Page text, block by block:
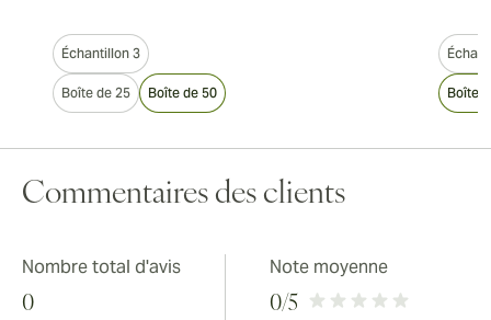
Échantillon 3
Boîte de 25 Boîte de 50 Boîte
Commentaires des clients
Nombre total d'avis
0
Note moyenne
0/5